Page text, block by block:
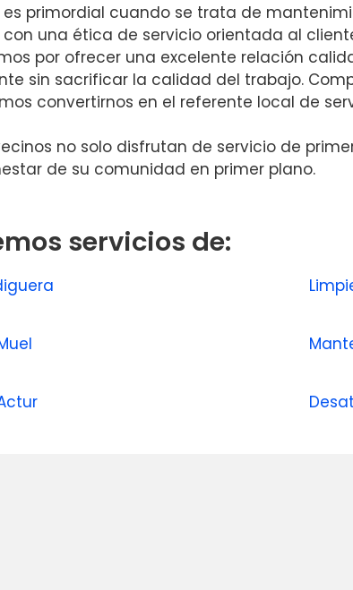
es primordial cuando se trata de
con una ética de servicio orientada al
por ofrecer una excelente relación
sin sacrificar la calidad del trabajo.
convertirnos en el referente local de
no solo disfrutan de servicio de
de su comunidad en primer plano.
servicios de: